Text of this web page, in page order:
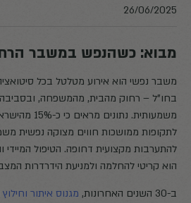
26/06/2025
מבוא: כשהנפש במשבר
משבר נפשי הוא אירוע מטלטל בכל
בחו"ל – רחוק מהבית, מהמשפחה,
משמעותית.
להתערבות מקצועית דחופה. הטיפול המיידי
הוא קריטי להחלמה ולמניעת הידרדרות
ב-30 השנים האחרונות, מגנוס איתור וחילוץ